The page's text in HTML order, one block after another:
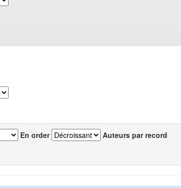
En order Auteurs par record